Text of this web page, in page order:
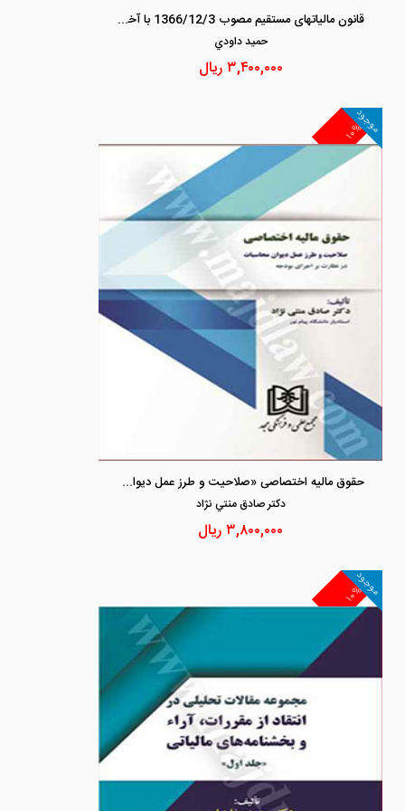
قانون مالیاتهای مستقیم مصوب 1366/12/3 با آخرین اصلاحات (1399/09/05) با اعمال نظرات تنقیحی
حميد داودي
۳,۴۰۰,۰۰۰ریال
۱۰%
موجود
حقوق مالیه اختصاصی «صلاحیت و طرز عمل دیوان محاسبات»
دكتر صادق منتي نژاد
۳,۸۰۰,۰۰۰ریال
۱۰%
موجود